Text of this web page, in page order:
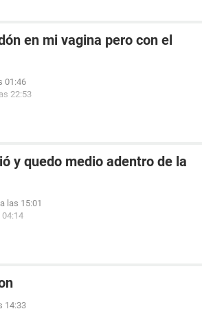
en mi vagina pero con el
01:46
22:53
y quedo medio adentro de la
las 15:01
04:14
14:33